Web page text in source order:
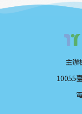
主辦
10055